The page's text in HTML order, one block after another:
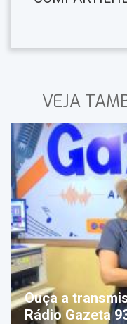
VEJA
Ouça a
Rádio Gazeta